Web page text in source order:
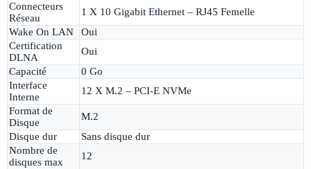
Connecteurs
Réseau
1 X 10 Gigabit Ethernet – RJ45 Femelle
Wake On LAN
Oui
Certification
DLNA
Oui
Capacité
0 Go
Interface
Interne
12 X M.2 – PCI-E NVMe
Format de
Disque
M.2
Disque dur
Sans disque dur
Nombre de
disques max
12